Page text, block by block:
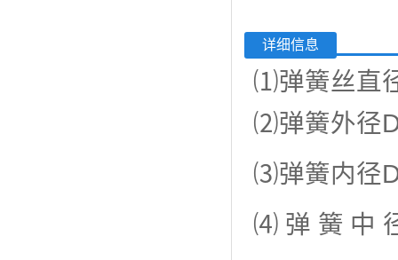
详细信息
⑴弹簧丝直
⑵弹簧外径
⑶弹簧内径
⑷弹簧中